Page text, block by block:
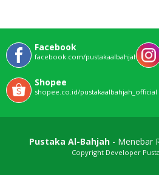
Facebook
facebook.com/pustakaalbahjahofficial
Shopee
shopee.co.id/pustakaalbahjah_official
Pustaka Al-Bahjah - Menebar
Copyright Developer